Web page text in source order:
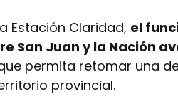
Estación Claridad, el
San Juan y la Nación
permita retomar una
provincial.